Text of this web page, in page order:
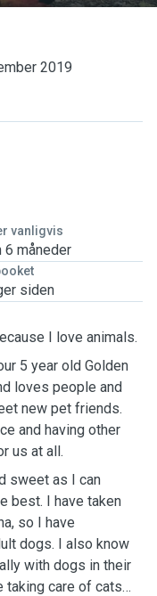
2019
vanligvis
6 måneder
siden
I love animals.
5 year old Golden
loves people and
new pet friends.
and having other
us at all.
sweet as I can
best. I have taken
so I have
dogs. I also know
with dogs in their
taking care of cats